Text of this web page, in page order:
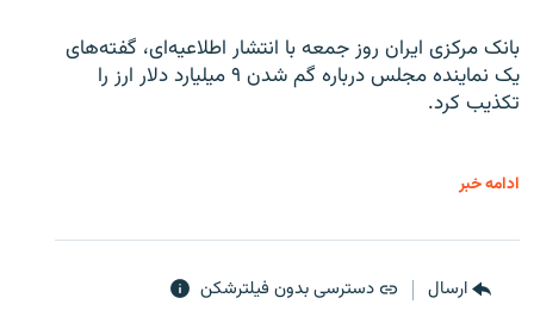
بانک مرکزی ایران روز جمعه با انتشار اطلاعیه‌ای، گفته‌های
یک نماینده مجلس درباره گم شدن ۹ میلیارد دلار ارز را
تکذیب کرد.
ادامه خبر
ارسال دسترسی بدون فیلترشکن